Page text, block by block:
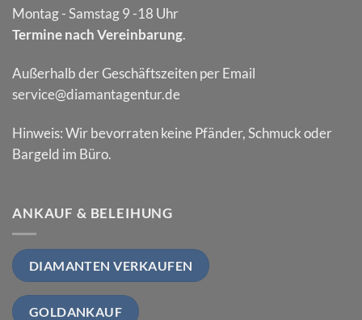
Montag - Samstag 9 -18 Uhr
Termine nach Vereinbarung.
Außerhalb der Geschäftszeiten per Email
service@diamantagentur.de
Hinweis: Wir bevorraten keine Pfänder, Schmuck oder
Bargeld im Büro.
ANKAUF & BELEIHUNG
DIAMANTEN VERKAUFEN
GOLDANKAUF